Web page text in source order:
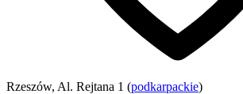
Rzeszów, Al. Rejtana 1 (podkarpackie)